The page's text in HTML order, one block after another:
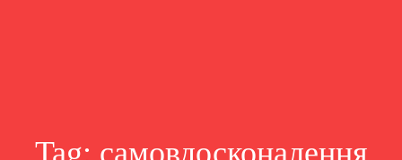
Tag: самовдосконалення